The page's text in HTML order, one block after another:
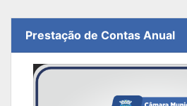
Prestação de Contas Anual